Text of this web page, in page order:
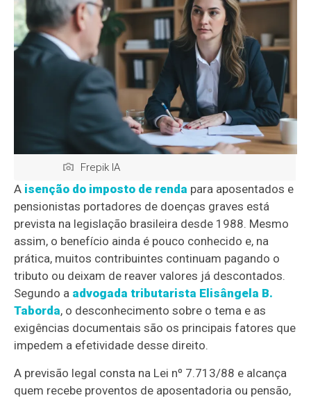
Frepik IA
A isenção do imposto de renda para aposentados e
pensionistas portadores de doenças graves está
prevista na legislação brasileira desde 1988. Mesmo
assim, o benefício ainda é pouco conhecido e, na
prática, muitos contribuintes continuam pagando o
tributo ou deixam de reaver valores já descontados.
Segundo a advogada tributarista Elisângela B.
Taborda, o desconhecimento sobre o tema e as
exigências documentais são os principais fatores que
impedem a efetividade desse direito.
A previsão legal consta na Lei nº 7.713/88 e alcança
quem recebe proventos de aposentadoria ou pensão,